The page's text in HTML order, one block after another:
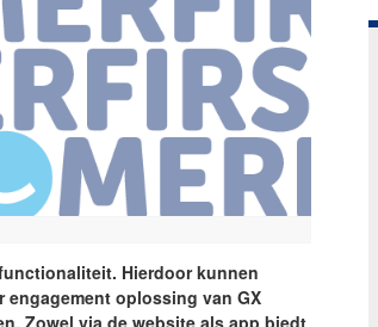
Hierdoor kunnen
oplossing van GX
Zowel via de website als app biedt